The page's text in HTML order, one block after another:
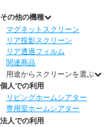
その他の機種
マグネットスクリーン
リア投影スクリーン
リア透過フィルム
関連商品
用途からスクリーンを選ぶ
個人での利用
リビングホームシアター
専用室ホームシアター
法人での利用